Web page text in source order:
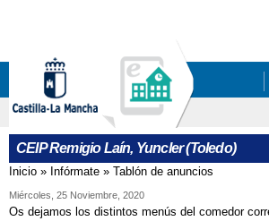
CEIP Remigio Laín, Yuncler (Toledo)
Se encuentra usted aquí
Inicio » Infórmate » Tablón de anuncios
Miércoles, 25 Noviembre, 2020
Os dejamos los distintos menús del comedor